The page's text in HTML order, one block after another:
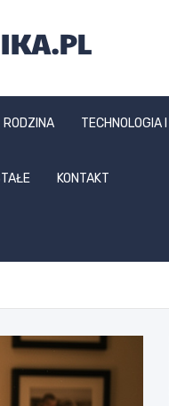
RODZINA TECHNOLOGIA
KONTAKT